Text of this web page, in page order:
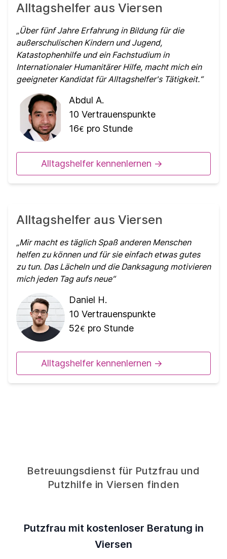
Alltagshelfer aus Viersen
Über fünf Jahre Erfahrung in Bildung für die
außerschulischen Kindern und Jugend,
Katastophenhilfe und ein Fachstudium in
Internationaler Humanitärer Hilfe, macht mich ein
geeigneter Kandidat für Alltagshelfer's Tätigkeit.
Abdul A.
10 Vertrauenspunkte
16€ pro Stunde
Alltagshelfer kennenlernen ->
Alltagshelfer aus Viersen
Mir macht es täglich Spaß anderen Menschen
helfen zu können und für sie einfach etwas gutes
zu tun. Das Lächeln und die Danksagung motivieren
mich jeden Tag aufs neue
Daniel H.
10 Vertrauenspunkte
52€ pro Stunde
Alltagshelfer kennenlernen ->
Betreuungsdienst für Putzfrau und
Putzhilfe in Viersen finden
Putzfrau mit kostenloser Beratung in
Viersen